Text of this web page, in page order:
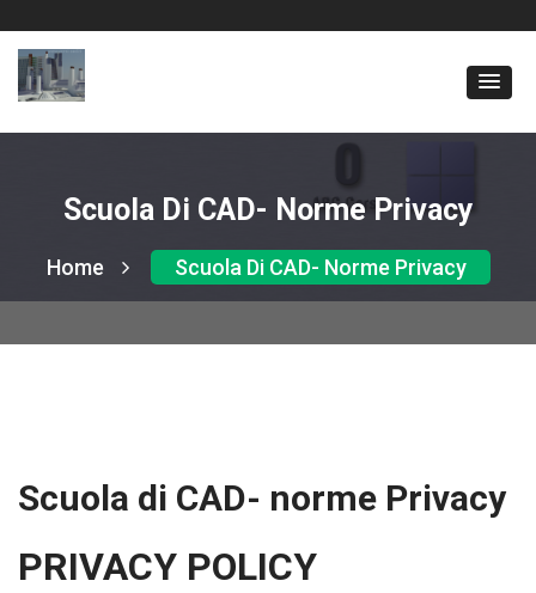
Scuola Di CAD- Norme Privacy
Home Scuola Di CAD- Norme Privacy
Scuola di CAD- norme Privacy
PRIVACY POLICY